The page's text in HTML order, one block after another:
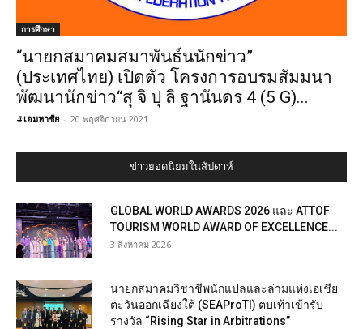
การศึกษา
“นายกสมาคมสมาพันธ์นนักข่าว”
(ประเทศไทย) เปิดตัว โครงการอบรมสัมมนา
พัฒนานักข่าว“สุ จิ ปุ ลิ ฐานันดร 4 (5 G)...
#เอมหาชัย - 20 พฤศจิกายน 2021
ข่าวยอดนิยมในสัปดาห์
GLOBAL WORLD AWARDS 2026 และ ATTOF
TOURISM WORLD AWARD OF EXCELLENCE...
3 สิงหาคม 2026
นายกสมาคมวิชาชีพนักแปลและล่ามแห่งเอเชีย
ตะวันออกเฉียงใต้ (SEAProTI) ตบเท้าเข้ารับ
รางวัล “Rising Star in Arbitrations”